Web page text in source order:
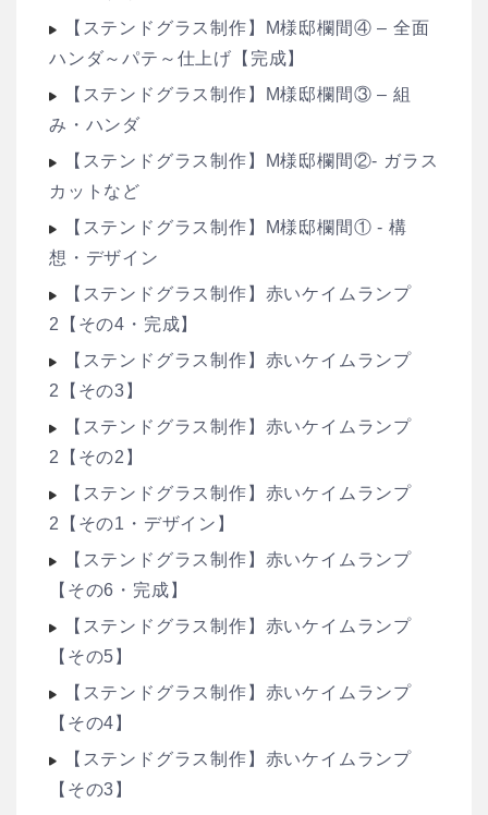
【ステンドグラス制作】M様邸欄間④ – 全面
ハンダ～パテ～仕上げ【完成】
【ステンドグラス制作】M様邸欄間③ – 組
み・ハンダ
【ステンドグラス制作】M様邸欄間②- ガラス
カットなど
【ステンドグラス制作】M様邸欄間① - 構
想・デザイン
【ステンドグラス制作】赤いケイムランプ
2【その4・完成】
【ステンドグラス制作】赤いケイムランプ
2【その3】
【ステンドグラス制作】赤いケイムランプ
2【その2】
【ステンドグラス制作】赤いケイムランプ
2【その1・デザイン】
【ステンドグラス制作】赤いケイムランプ
【その6・完成】
【ステンドグラス制作】赤いケイムランプ
【その5】
【ステンドグラス制作】赤いケイムランプ
【その4】
【ステンドグラス制作】赤いケイムランプ
【その3】